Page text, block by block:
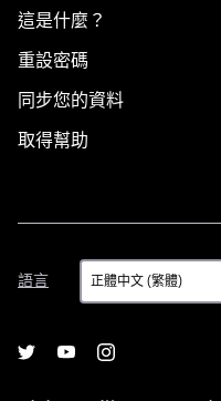
這是什麼？
重設密碼
同步您的資料
取得幫助
語言
語
言